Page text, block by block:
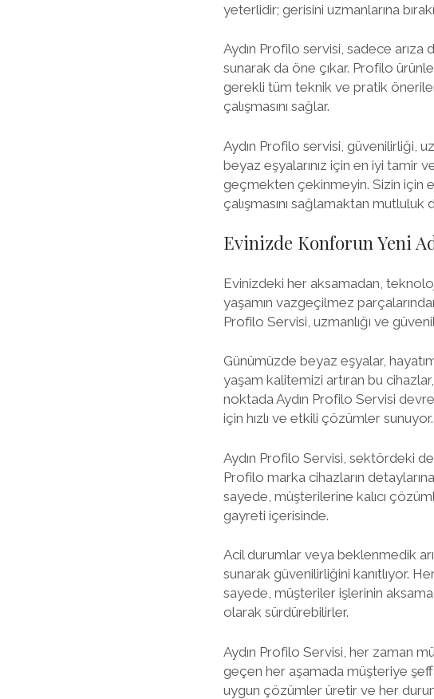
yeterlidir; gerisini uzmanlarına
Aydın Profilo servisi, sadece
sunarak da öne çıkar. Profilo
gerekli tüm teknik ve pratik
çalışmasını sağlar.
Aydın Profilo servisi, güvenilirliği,
beyaz eşyalarınız için en iyi tamir
geçmekten çekinmeyin. Sizin için
çalışmasını sağlamaktan mutluluk
Evinizde Konforun Yeni
Evinizdeki her aksamadan,
yaşamın vazgeçilmez
Profilo Servisi, uzmanlığı ve
Günümüzde beyaz eşyalar,
yaşam kalitemizi artıran bu
noktada Aydın Profilo Servisi
için hızlı ve etkili çözümler sunuyor.
Aydın Profilo Servisi, sektördeki
Profilo marka cihazların
sayede, müşterilerine kalıcı
gayreti içerisinde.
Acil durumlar veya beklenmedik
sunarak güvenilirliğini kanıtlıyor.
sayede, müşteriler işlerinin
olarak sürdürebilirler.
Aydın Profilo Servisi, her zaman
geçen her aşamada müşteriye
uygun çözümler üretir ve her